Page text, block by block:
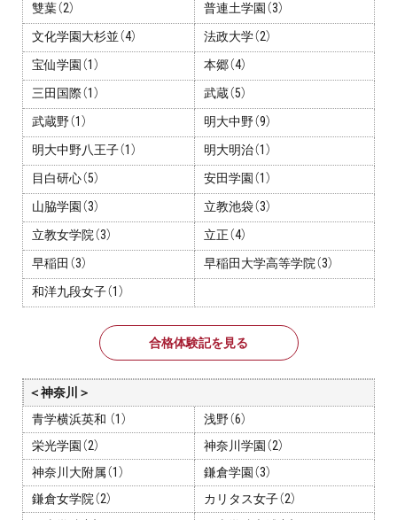
雙葉（2）
普連土学園（3）
文化学園大杉並（4）
法政大学（2）
宝仙学園（1）
本郷（4）
三田国際（1）
武蔵（5）
武蔵野（1）
明大中野（9）
明大中野八王子（1）
明大明治（1）
目白研心（5）
安田学園（1）
山脇学園（3）
立教池袋（3）
立教女学院（3）
立正（4）
早稲田（3）
早稲田大学高等学院（3）
和洋九段女子（1）
合格体験記を見る
＜神奈川＞
青学横浜英和 （1）
浅野（6）
栄光学園（2）
神奈川学園（2）
神奈川大附属（1）
鎌倉学園（3）
鎌倉女学院（2）
カリタス女子（2）